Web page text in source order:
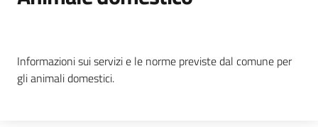
Informazioni sui servizi e le norme previste dal comune per
gli animali domestici.